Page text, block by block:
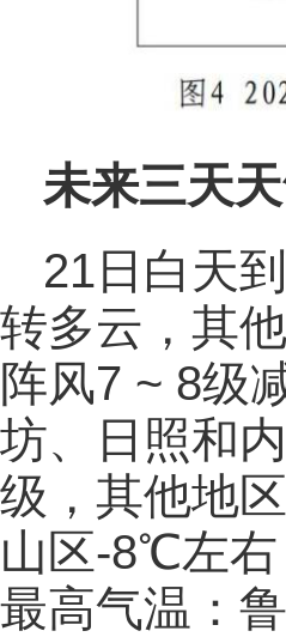
未来三天
21日白天
转多云，其
阵风7 ~ 8级
坊、日照和
级，其他地
山区-8℃左
最高气温：